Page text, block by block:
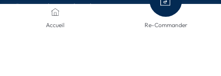
Accueil Re-Commander
Retours de marchandises
Annulation